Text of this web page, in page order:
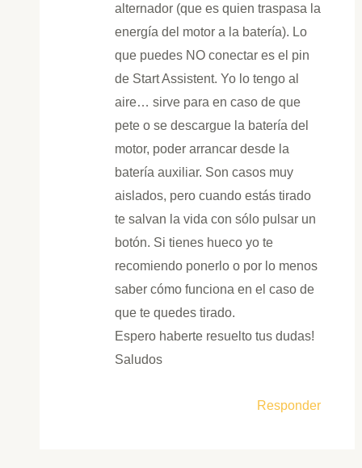
alternador (que es quien traspasa la
energía del motor a la batería). Lo
que puedes NO conectar es el pin
de Start Assistent. Yo lo tengo al
aire… sirve para en caso de que
pete o se descargue la batería del
motor, poder arrancar desde la
batería auxiliar. Son casos muy
aislados, pero cuando estás tirado
te salvan la vida con sólo pulsar un
botón. Si tienes hueco yo te
recomiendo ponerlo o por lo menos
saber cómo funciona en el caso de
que te quedes tirado.
Espero haberte resuelto tus dudas!
Saludos
Responder